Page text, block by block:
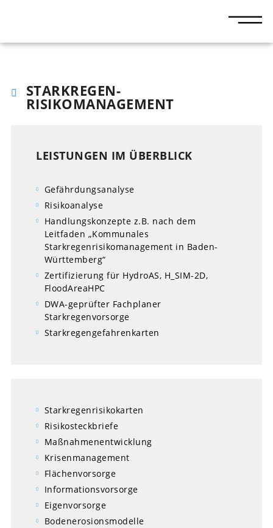
STARKREGEN-
RISIKOMANAGEMENT
LEISTUNGEN IM ÜBERBLICK
Gefährdungsanalyse
Risikoanalyse
Handlungskonzepte z.B. nach dem
Leitfaden „Kommunales
Starkregenrisikomanagement in Baden-
Württemberg“
Zertifizierung für HydroAS, H_SIM-2D,
FloodAreaHPC
DWA-geprüfter Fachplaner
Starkregenvorsorge
Starkregengefahrenkarten
Starkregenrisikokarten
Risikosteckbriefe
Maßnahmenentwicklung
Krisenmanagement
Flächenvorsorge
Informationsvorsorge
Eigenvorsorge
Bodenerosionsmodelle